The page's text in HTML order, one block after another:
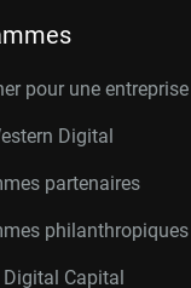
pour une entreprise
Digital
partenaires
philanthropiques
Digital Capital